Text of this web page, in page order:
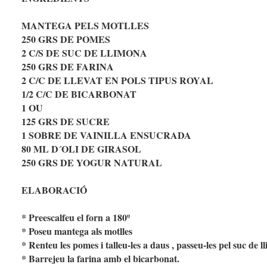
MANTEGA PELS MOTLLES
250 GRS DE POMES
2 C/S DE SUC DE LLIMONA
250 GRS DE FARINA
2 C/C DE LLEVAT EN POLS TIPUS ROYAL
1/2 C/C DE BICARBONAT
1 OU
125 GRS DE SUCRE
1 SOBRE DE VAINILLA ENSUCRADA
80 ML D´OLI DE GIRASOL
250 GRS DE YOGUR NATURAL
ELABORACIÓ
* Preescalfeu el forn a 180º
* Poseu mantega als motlles
* Renteu les pomes i talleu-les a daus , passeu-les pel suc de
* Barrejeu la farina amb el bicarbonat.